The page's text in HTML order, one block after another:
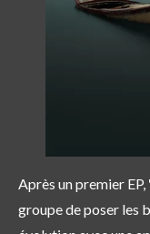
Après un premier EP,
groupe de poser les